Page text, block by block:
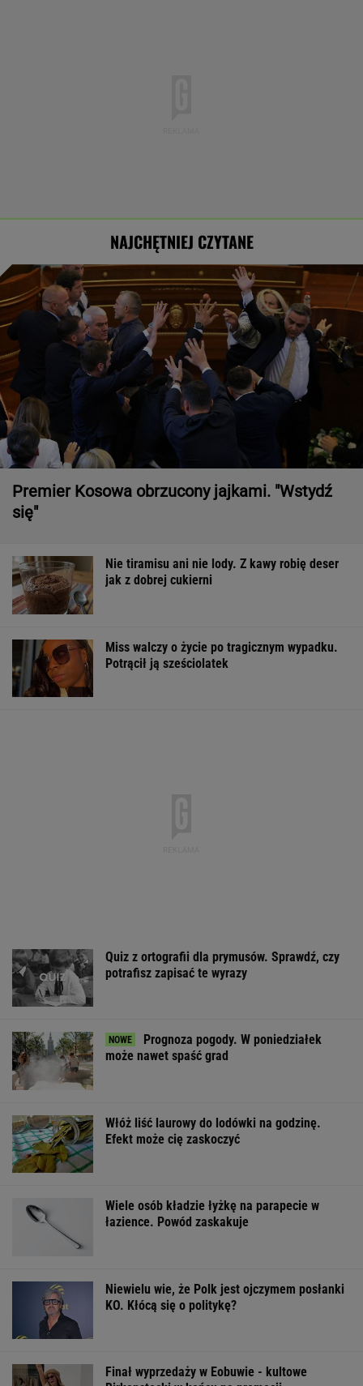
NAJCHĘTNIEJ CZYTANE
Premier Kosowa obrzucony jajkami. "Wstydź
się"
Nie tiramisu ani nie lody. Z kawy robię deser
jak z dobrej cukierni
Miss walczy o życie po tragicznym wypadku.
Potrącił ją sześciolatek
Quiz z ortografii dla prymusów. Sprawdź, czy
potrafisz zapisać te wyrazy
Prognoza pogody. W poniedziałek
może nawet spaść grad
Włóż liść laurowy do lodówki na godzinę.
Efekt może cię zaskoczyć
Wiele osób kładzie łyżkę na parapecie w
łazience. Powód zaskakuje
Niewielu wie, że Polk jest ojczymem posłanki
KO. Kłócą się o politykę?
Finał wyprzedaży w Eobuwie - kultowe